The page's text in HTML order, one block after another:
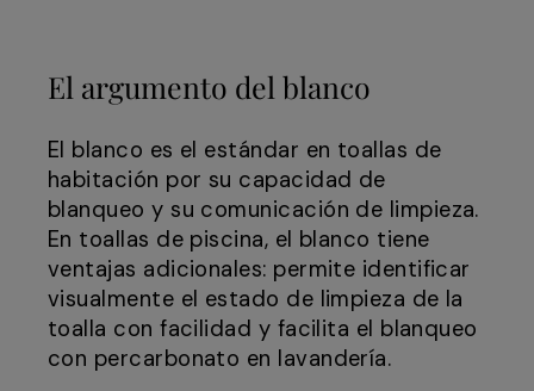
El argumento del blanco
El blanco es el estándar en toallas de
habitación por su capacidad de
blanqueo y su comunicación de limpieza.
En toallas de piscina, el blanco tiene
ventajas adicionales: permite identificar
visualmente el estado de limpieza de la
toalla con facilidad y facilita el blanqueo
con percarbonato en lavandería.